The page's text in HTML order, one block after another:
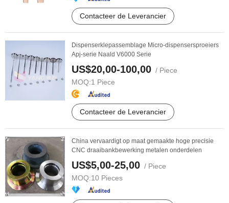
Contacteer de Leverancier
Dispenserklepassemblage Micro-dispensersproeiers
Apj-serie Naald V6000 Serie
US$20,00-100,00 / Piece
MOQ:1 Piece
Contacteer de Leverancier
China vervaardigt op maat gemaakte hoge precisie
CNC draaibankbewerking metalen onderdelen
US$5,00-25,00 / Piece
MOQ:10 Pieces